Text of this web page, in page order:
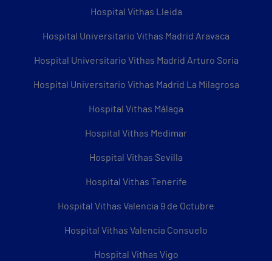
Hospital Vithas Lleida
Hospital Universitario Vithas Madrid Aravaca
Hospital Universitario Vithas Madrid Arturo Soria
Hospital Universitario Vithas Madrid La Milagrosa
Hospital Vithas Málaga
Hospital Vithas Medimar
Hospital Vithas Sevilla
Hospital Vithas Tenerife
Hospital Vithas Valencia 9 de Octubre
Hospital Vithas Valencia Consuelo
Hospital Vithas Vigo